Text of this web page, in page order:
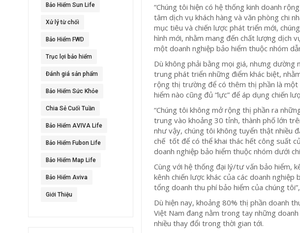
Bảo Hiểm Sun Life
Xử lý từ chối
Bảo Hiểm FWD
Trục lợi bảo hiểm
Đánh giá sản phẩm
Bảo Hiểm Sức Khỏe
Chia Sẻ Cuối Tuần
Bảo Hiểm AVIVA Life
Bảo Hiểm Fubon Life
Bảo Hiểm Map Life
Bảo Hiểm Aviva
Giới Thiệu
“Chúng tôi hiện có hệ thống kinh doanh
tâm dịch vụ khách hàng và văn phòng chi
mục tiêu và chiến lược phát triển mới,
hình mới, nhằm mang đến chất lượng dịch
một doanh nghiệp bảo hiểm thuộc nhóm
Dù không phải bằng mọi giá, nhưng dường
trung phát triển những điểm khác biệt,
rộng thị trường để có thêm thị phần là một
hiểm nào cũng đủ “lực” để áp dụng chiến
“Chúng tôi không mở rộng thị phần ra
trung vào khoảng 30 tỉnh, thành phố lớn
như vậy, chúng tôi không tuyển thật nhiều
chế tốt để có thể khai thác hết công suất
doanh nghiệp bảo hiểm thuộc nhóm dưới
Cùng với hệ thống đại lý/tư vấn bảo hiểm,
kênh chiến lược khác của các doanh
tổng doanh thu phí bảo hiểm của chúng
Dù hiện nay, khoảng 80% thị phần doanh
Việt Nam đang nằm trong tay những
nhiều thay đổi trong thời gian tới.